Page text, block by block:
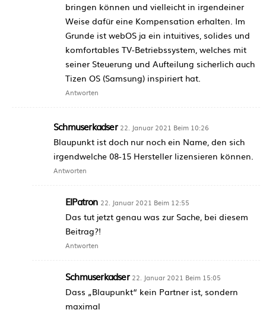
bringen können und vielleicht in irgendeiner
Weise dafür eine Kompensation erhalten. Im
Grunde ist webOS ja ein intuitives, solides und
komfortables TV-Betriebssystem, welches mit
seiner Steuerung und Aufteilung sicherlich auch
Tizen OS (Samsung) inspiriert hat.
Antworten
Schmuserkadser 22. Januar 2021 Beim 10:26
Blaupunkt ist doch nur noch ein Name, den sich
irgendwelche 08-15 Hersteller lizensieren können.
Antworten
ElPatron 22. Januar 2021 Beim 12:55
Das tut jetzt genau was zur Sache, bei diesem
Beitrag?!
Antworten
Schmuserkadser 22. Januar 2021 Beim 15:05
Dass „Blaupunkt“ kein Partner ist, sondern
maximal